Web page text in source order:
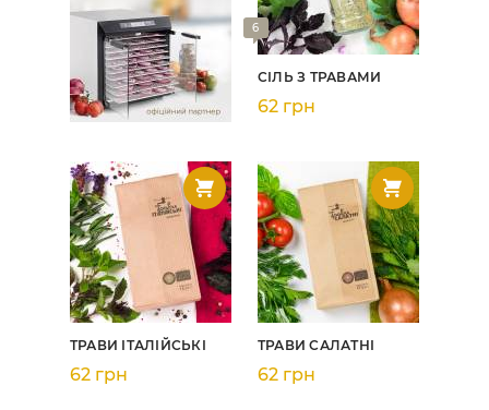
6
СІЛЬ З ТРАВАМИ
62 грн
ТРАВИ ІТАЛІЙСЬКІ
62 грн
ТРАВИ САЛАТНІ
62 грн